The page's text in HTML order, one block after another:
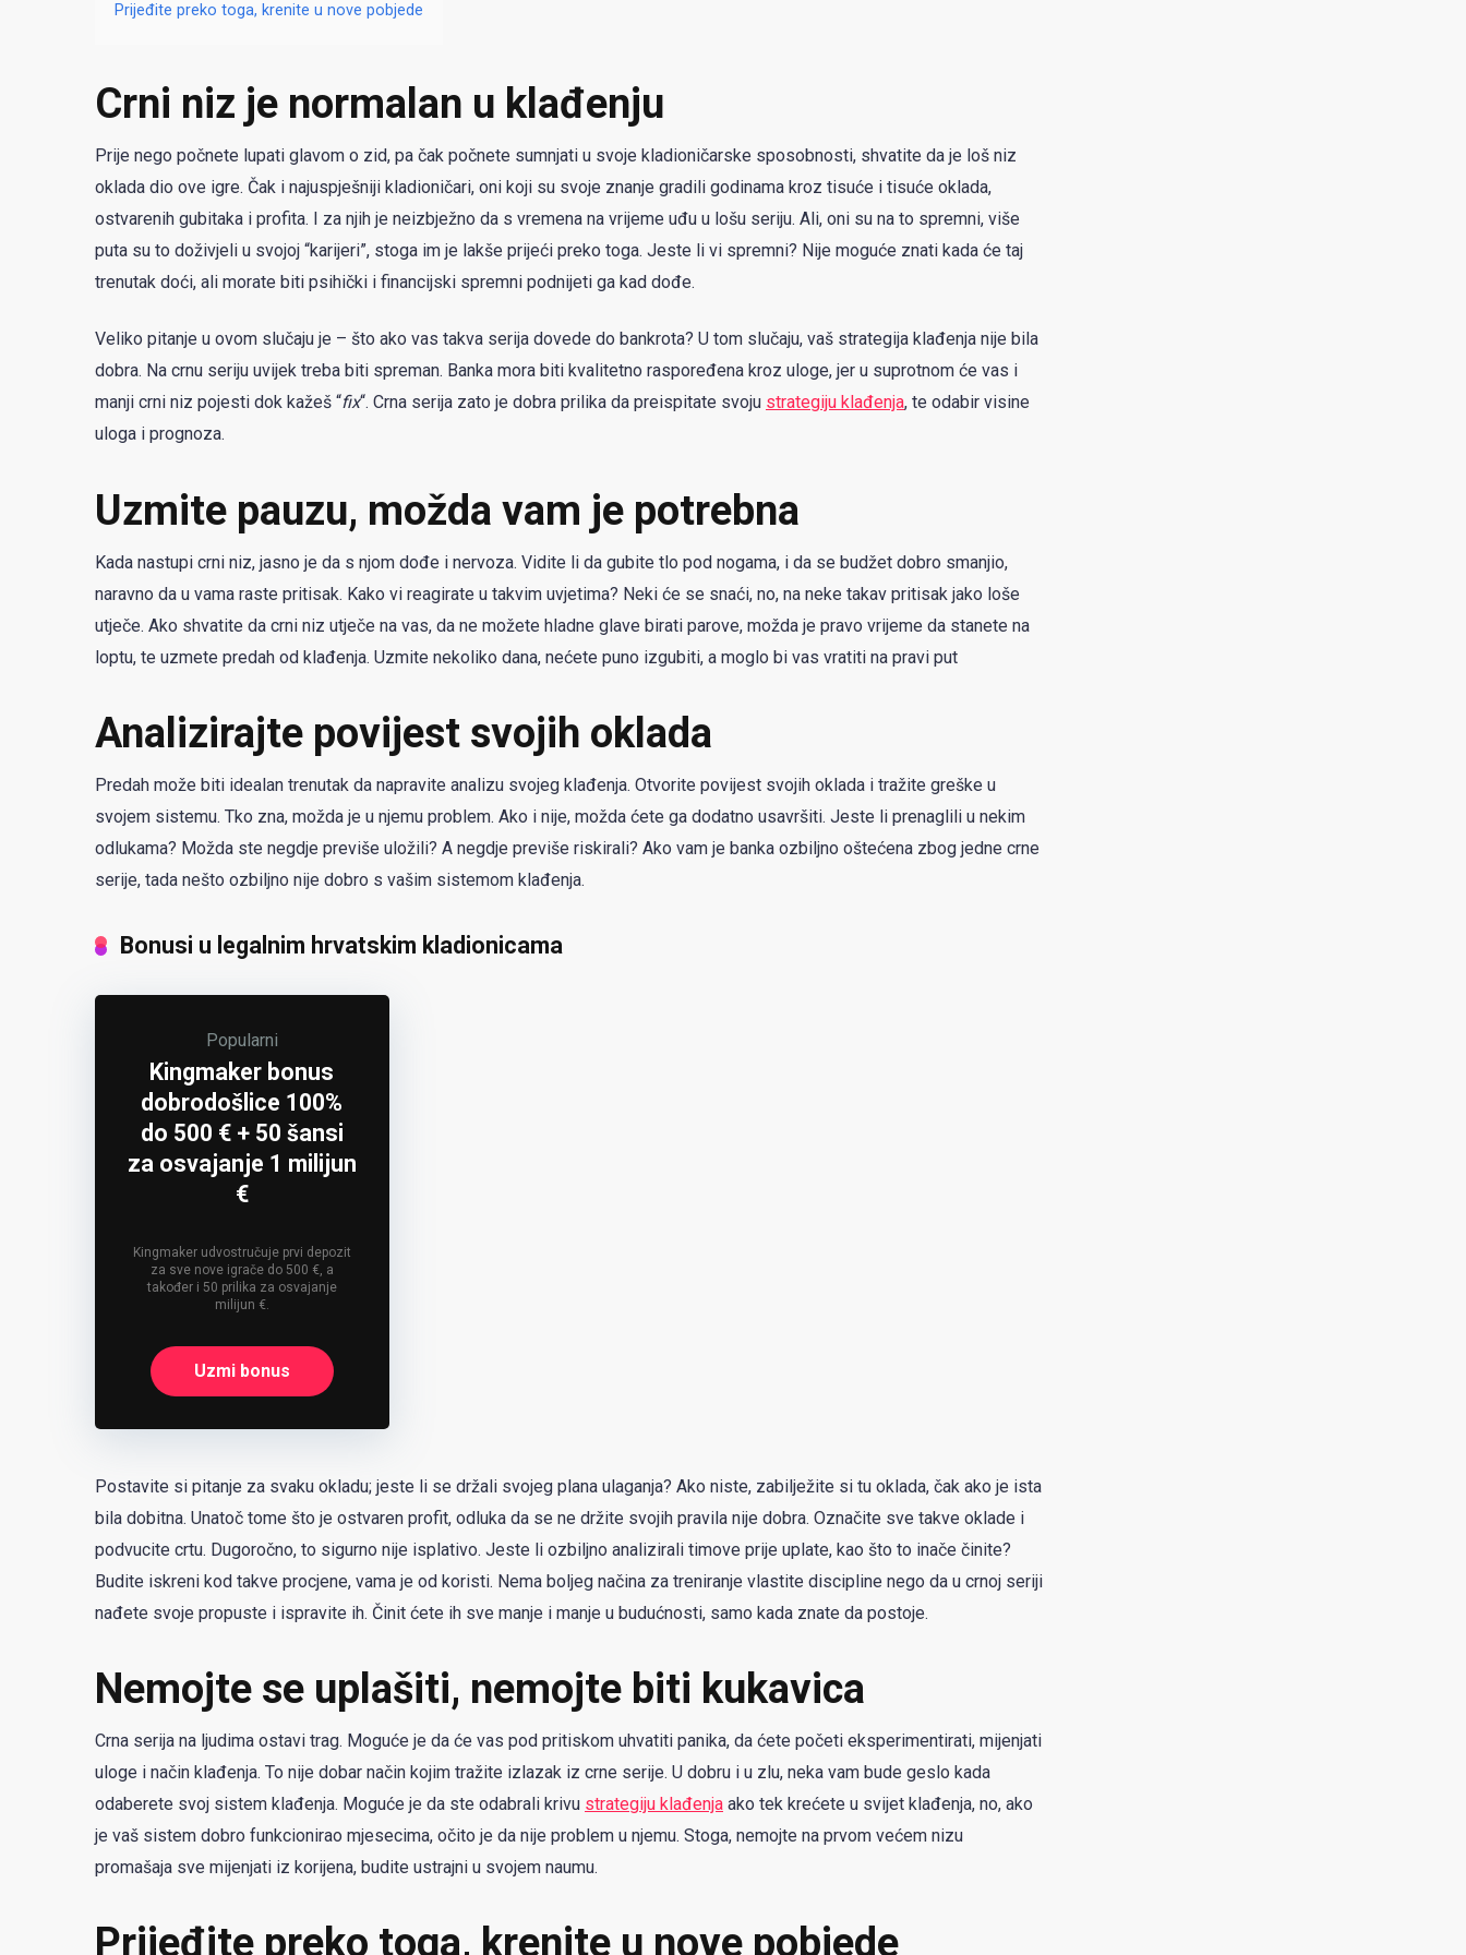
Prijeđite preko toga, krenite u nove pobjede
Crni niz je normalan u klađenju
Prije nego počnete lupati glavom o zid, pa čak počnete sumnjati u svoje kladioničarske sposobnosti, shvatite da je loš niz
oklada dio ove igre. Čak i najuspješniji kladioničari, oni koji su svoje znanje gradili godinama kroz tisuće i tisuće oklada,
ostvarenih gubitaka i profita. I za njih je neizbježno da s vremena na vrijeme uđu u lošu seriju. Ali, oni su na to spremni, više
puta su to doživjeli u svojoj “karijeri”, stoga im je lakše prijeći preko toga. Jeste li vi spremni? Nije moguće znati kada će taj
trenutak doći, ali morate biti psihički i financijski spremni podnijeti ga kad dođe.
Veliko pitanje u ovom slučaju je – što ako vas takva serija dovede do bankrota? U tom slučaju, vaš strategija klađenja nije bila
dobra. Na crnu seriju uvijek treba biti spreman. Banka mora biti kvalitetno raspoređena kroz uloge, jer u suprotnom će vas i
manji crni niz pojesti dok kažeš “fix“. Crna serija zato je dobra prilika da preispitate svoju strategiju klađenja, te odabir visine
uloga i prognoza.
Uzmite pauzu, možda vam je potrebna
Kada nastupi crni niz, jasno je da s njom dođe i nervoza. Vidite li da gubite tlo pod nogama, i da se budžet dobro smanjio,
naravno da u vama raste pritisak. Kako vi reagirate u takvim uvjetima? Neki će se snaći, no, na neke takav pritisak jako loše
utječe. Ako shvatite da crni niz utječe na vas, da ne možete hladne glave birati parove, možda je pravo vrijeme da stanete na
loptu, te uzmete predah od klađenja. Uzmite nekoliko dana, nećete puno izgubiti, a moglo bi vas vratiti na pravi put
Analizirajte povijest svojih oklada
Predah može biti idealan trenutak da napravite analizu svojeg klađenja. Otvorite povijest svojih oklada i tražite greške u
svojem sistemu. Tko zna, možda je u njemu problem. Ako i nije, možda ćete ga dodatno usavršiti. Jeste li prenaglili u nekim
odlukama? Možda ste negdje previše uložili? A negdje previše riskirali? Ako vam je banka ozbiljno oštećena zbog jedne crne
serije, tada nešto ozbiljno nije dobro s vašim sistemom klađenja.
Bonusi u legalnim hrvatskim kladionicama
Popularni
Kingmaker bonus
dobrodošlice 100%
do 500 € + 50 šansi
za osvajanje 1 milijun
€
Kingmaker udvostručuje prvi depozit
za sve nove igrače do 500 €, a
također i 50 prilika za osvajanje
milijun €.
Uzmi bonus
Postavite si pitanje za svaku okladu; jeste li se držali svojeg plana ulaganja? Ako niste, zabilježite si tu oklada, čak ako je ista
bila dobitna. Unatoč tome što je ostvaren profit, odluka da se ne držite svojih pravila nije dobra. Označite sve takve oklade i
podvucite crtu. Dugoročno, to sigurno nije isplativo. Jeste li ozbiljno analizirali timove prije uplate, kao što to inače činite?
Budite iskreni kod takve procjene, vama je od koristi. Nema boljeg načina za treniranje vlastite discipline nego da u crnoj seriji
nađete svoje propuste i ispravite ih. Činit ćete ih sve manje i manje u budućnosti, samo kada znate da postoje.
Nemojte se uplašiti, nemojte biti kukavica
Crna serija na ljudima ostavi trag. Moguće je da će vas pod pritiskom uhvatiti panika, da ćete početi eksperimentirati, mijenjati
uloge i način klađenja. To nije dobar način kojim tražite izlazak iz crne serije. U dobru i u zlu, neka vam bude geslo kada
odaberete svoj sistem klađenja. Moguće je da ste odabrali krivu strategiju klađenja ako tek krećete u svijet klađenja, no, ako
je vaš sistem dobro funkcionirao mjesecima, očito je da nije problem u njemu. Stoga, nemojte na prvom većem nizu
promašaja sve mijenjati iz korijena, budite ustrajni u svojem naumu.
Prijeđite preko toga, krenite u nove pobjede